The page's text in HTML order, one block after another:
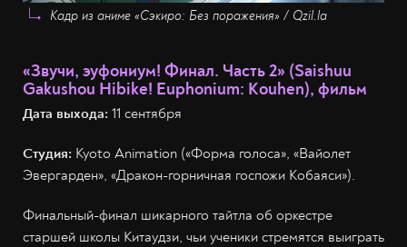
Кадр из аниме «Сэкиро: Без поражения» / Qzil.la
«Звучи, эуфониум! Финал. Часть 2» (Saishuu
Gakushou Hibike! Euphonium: Kouhen), фильм
Дата выхода: 11 сентября
Студия: Kyoto Animation («Форма голоса», «Вайолет
Эвергарден», «Дракон-горничная госпожи Кобаяси»).
Финальный-финал шикарного тайтла об оркестре
старшей школы Китаудзи, чьи ученики стремятся выиграть